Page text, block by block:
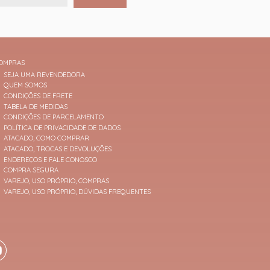
SEJA UMA REVENDEDORA
QUEM SOMOS
CONDIÇÕES DE FRETE
TABELA DE MEDIDAS
CONDIÇÕES DE PARCELAMENTO
POLÍTICA DE PRIVACIDADE DE DADOS
ATACADO, COMO COMPRAR
ATACADO, TROCAS E DEVOLUÇÕES
ENDEREÇOS E FALE CONOSCO
COMPRA SEGURA
VAREJO, USO PRÓPRIO, COMPRAS
VAREJO, USO PRÓPRIO, DÚVIDAS FREQUENTES